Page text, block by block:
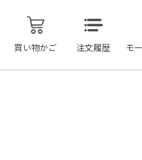
買い物かご 注文履歴 モ